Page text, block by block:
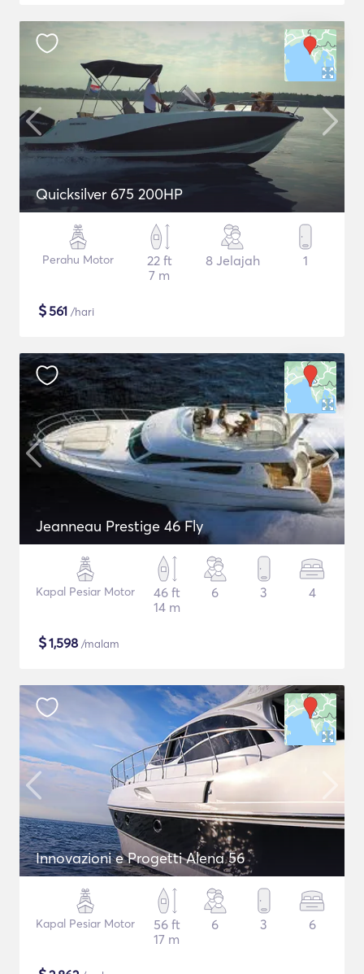
Quicksilver 675 200HP
Perahu Motor
22 ft
7 m
8 Jelajah 1
$561 /hari
Jeanneau Prestige 46 Fly
Kapal Pesiar Motor
46 ft
14 m
6 3 4
$1,598 /malam
Innovazioni e Progetti Alena 56
Kapal Pesiar Motor
56 ft
17 m
6 3 6